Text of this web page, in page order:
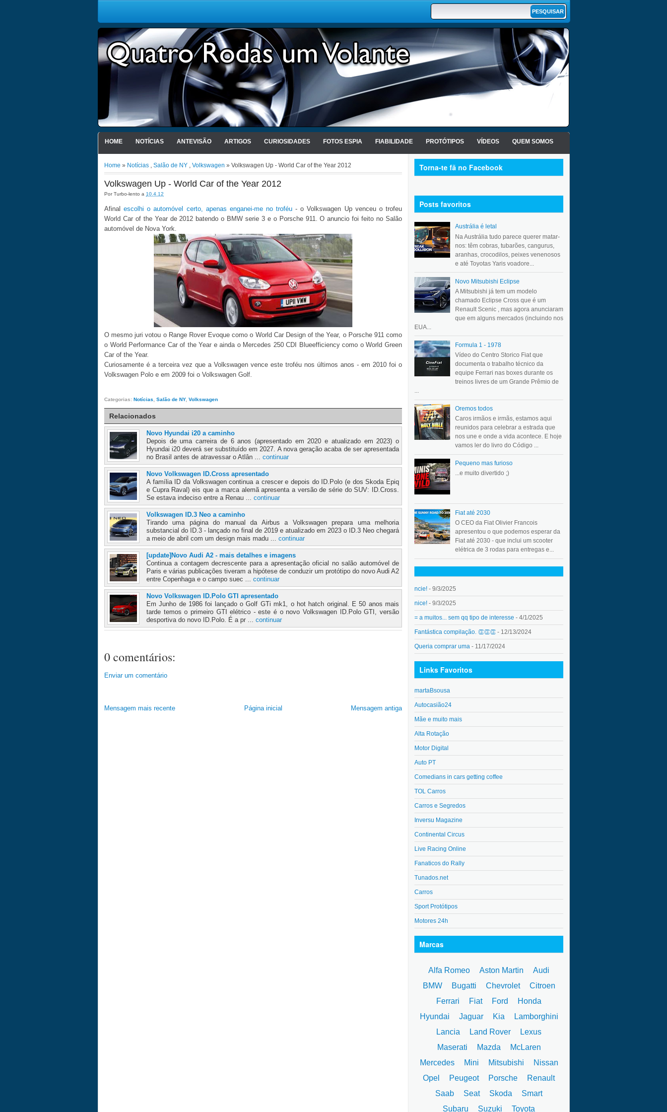
HOME NOTÍCIAS ANTEVISÃO ARTIGOS CURIOSIDADES FOTOS ESPIA FIABILIDADE PROTÓTIPOS VÍDEOS QUEM SOMOS
Home » Notícias , Salão de NY , Volkswagen » Volkswagen Up - World Car of the Year 2012
Volkswagen Up - World Car of the Year 2012
PorTurbo-lento a 10.4.12
Afinalescolhi o automóvel certo, apenas enganei-me no troféu - o Volkswagen Up venceu o trofeu
World Car of the Year de 2012 batendo o BMW serie 3 e o Porsche 911. O anuncio foi feito no Salão
automóvel de Nova York.
O mesmo juri votou o Range Rover Evoque como o World Car Design of the Year, o Porsche 911 como
o World Performance Car of the Year e ainda o Mercedes 250 CDI Blueefficiency como o World Green
Car of the Year.
Curiosamente é a terceira vez que a Volkswagen vence este troféu nos últimos anos - em 2010 foi o
Volkswagen Polo e em 2009 foi o Volkswagen Golf.
Categorias: Notícias Salão de NY, Volkswagen
Relacionados
Novo Hyundai i20 a caminho
Depois de uma carreira de 6 anos (apresentado em 2020 e atualizado em 2023) o
Hyundai i20 deverá ser substituído em 2027. A nova geração acaba de ser apresentada
no Brasil antes de atravessar o Atlân ... continuar
Novo Volkswagen ID.Cross apresentado
A família ID da Volkswagen continua a crescer e depois do ID.Polo (e dos Skoda Epiq
e Cupra Raval) eis que a marca alemã apresenta a versão de série do SUV: ID.Cross.
Se estava indeciso entre a Renau ... continuar
Volkswagen ID.3 Neo a caminho
Tirando uma página do manual da Airbus a Volkswagen prepara uma melhoria
substancial do ID.3 - lançado no final de 2019 e atualizado em 2023 o ID.3 Neo chegará
a meio de abril com um design mais madu ... continuar
[update]Novo Audi A2 - mais detalhes e imagens
Continua a contagem decrescente para a apresentação oficial no salão automóvel de
Paris e várias publicações tiveram a hipótese de conduzir um protótipo do novo Audi A2
entre Copenhaga e o campo suec ... continuar
Novo Volkswagen ID.Polo GTI apresentado
Em Junho de 1986 foi lançado o Golf GTi mk1, o hot hatch original. E 50 anos mais
tarde temos o primeiro GTI elétrico - este é o novo Volkswagen ID.Polo GTI, versão
desportiva do novo ID.Polo. É a pr ... continuar
0 comentários:
Enviar um comentário
Mensagem mais recente Mensagem antiga
Página inicial
Torna-te fã no Facebook
Posts favoritos
Austrália é letal
Na Austrália tudo parece querer matar-
nos: têm cobras, tubarões, cangurus,
aranhas, crocodilos, peixes venenosos
e até Toyotas Yaris voadore...
Novo Mitsubishi Eclipse
A Mitsubishi já tem um modelo
chamado Eclipse Cross que é um
Renault Scenic , mas agora anunciaram
que em alguns mercados (incluindo nos
EUA...
Formula 1 - 1978
Vídeo do Centro Storico Fiat que
documenta o trabalho técnico da
equipe Ferrari nas boxes durante os
treinos livres de um Grande Prêmio de
...
Oremos todos
Caros irmãos e irmãs, estamos aqui
reunidos para celebrar a estrada que
nos une e onde a vida acontece. E hoje
vamos ler do livro do Código ...
Pequeno mas furioso
...e muito divertido ;)
Fiat até 2030
O CEO da Fiat Olivier Francois
apresentou o que podemos esperar da
Fiat até 2030 - que inclui um scooter
elétrica de 3 rodas para entregas e...
ncie! - 9/3/2025
nice! - 9/3/2025
= a muitos... sem qq tipo de interesse - 4/1/2025
Fantástica compilação. 👏👏👏 - 12/13/2024
Queria comprar uma - 11/17/2024
Links Favoritos
martaBsousa
Autocasião24
Mãe e muito mais
Alta Rotação
Motor Digital
Auto PT
Comedians in cars getting coffee
TOL Carros
Carros e Segredos
Inversu Magazine
Continental Circus
Live Racing Online
Fanaticos do Rally
Tunados.net
Carros
Sport Protótipos
Motores 24h
Marcas
Alfa Romeo Aston Martin
Audi
BMW
Bugatti Chevrolet
Citroen
Ferrari
Fiat Ford
Honda
Hyundai
Jaguar Kia
Lamborghini
Lancia
Land Rover
Lexus
Maserati
Mazda
McLaren
Mercedes
Mini Mitsubishi
Nissan
Opel
Peugeot Porsche
Renault
Saab
Seat Skoda
Smart
Subaru
Suzuki Toyota